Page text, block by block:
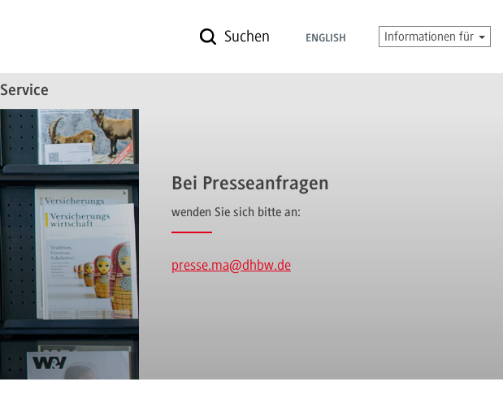
Suchen ENGLISH Informationen für
Service
Bei Presseanfragen
wenden Sie sich bitte an:
presse.ma@dhbw.de